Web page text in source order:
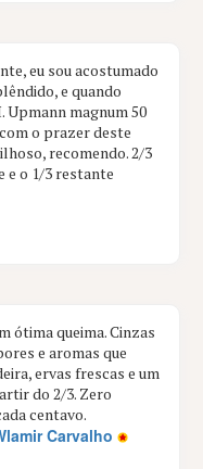
eu sou acostumado
e quando
Upmann magnum 50
o prazer deste
recomendo. 2/3
e o 1/3 restante
ótima queima. Cinzas
e aromas que
ervas frescas e um
do 2/3. Zero
centavo.
Carvalho